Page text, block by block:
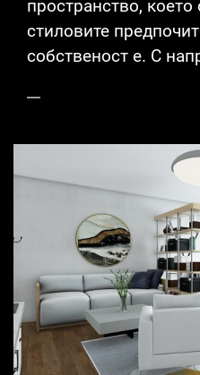
пространство,
стиловите
собственост е. С